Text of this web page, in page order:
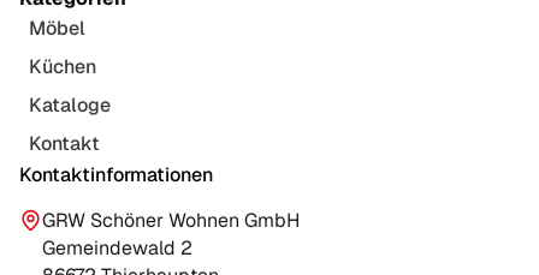
Möbel
Küchen
Kataloge
Kontakt
Kontaktinformationen
GRW Schöner Wohnen GmbH
Gemeindewald 2